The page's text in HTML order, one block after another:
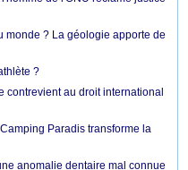
monde ? La géologie apporte de
?
contrevient au droit international
Paradis transforme la
anomalie dentaire mal connue